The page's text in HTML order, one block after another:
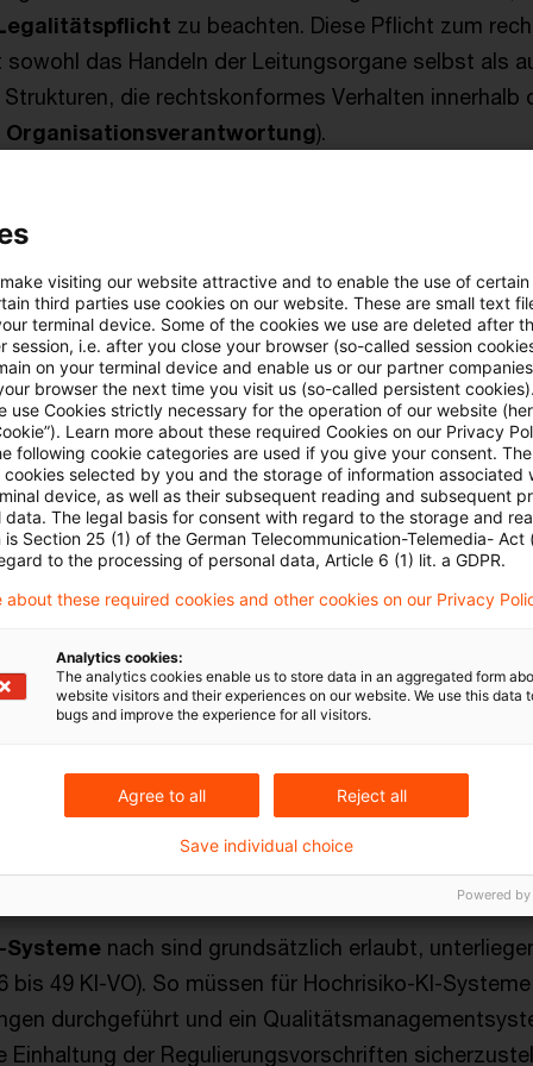
zu beachten. Diese Pflicht zum
das Handeln der Leitungsorgane selbst als
die rechtskonformes Verhalten innerhalb
Organisationsverantwortung).
und ihr risikobasierter
von KI-Systemen
die im Rahmen der Legalitätspflicht zu beachten
erster Linie in derKI-VO. Als EU-Verordnung findet
ab dem 2. Februar 2025 bzw. 2. August 2026
für Unternehmen im Zusammenhang mit KI-
VO einenrisikobasierten Ansatz, d.h. die für ein
bemessen sich nach dem von dem jeweiligen
Die KI-VO teilt KI-Systeme je nach Einsatzzweck
verschiedene Risikokategorien ein:
sind solche, die mit einem inakzeptablen
manipulative oder täuschende Techniken. Sie sind
und seit dem 2. Februar 2025 verboten. Ihr
belegt.
Systeme nach sind grundsätzlich erlaubt,
bis 49 KI-VO). So müssen für Hochrisiko-KI-
durchgeführt und ein
Einhaltung der Regulierungsvorschriften
visiting our website attractive and to enable the use of
third parties use cookies on our website. These are small text
terminal device. Some of the cookies we use are deleted after
session, i.e. after you close your browser (so-called session
on your terminal device and enable us or our partner
browser the next time you visit us (so-called persistent
use Cookies strictly necessary for the operation of our website
Learn more about these required Cookies on our Privacy
following cookie categories are used if you give your consent.
cookies selected by you and the storage of information associated
device, as well as their subsequent reading and subsequent
data. The legal basis for consent with regard to the storage and
is Section 25 (1) of the German Telecommunication-Telemedia- Act
to the processing of personal data, Article 6 (1) lit. a GDPR.
about these required cookies and other cookies on our Privacy
Analytics cookies:
The analytics cookies enable us to store data in an aggregated form
website visitors and their experiences on our website. We use this data
bugs and improve the experience for all visitors.
Agree to all Reject all
Save individual choice
Powered by